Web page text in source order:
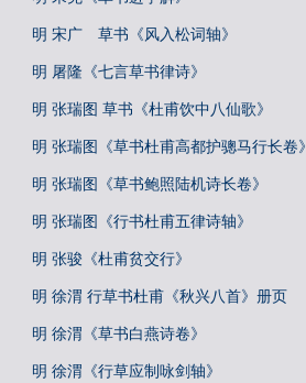
明 宋广 草书《风入松词轴》
明 屠隆《七言草书律诗》
明 张瑞图 草书《杜甫饮中八仙歌》
明 张瑞图《草书杜甫高都护骢马行长卷》
明 张瑞图《草书鲍照陆机诗长卷》
明 张瑞图《行书杜甫五律诗轴》
明 张骏《杜甫贫交行》
明 徐渭 行草书杜甫《秋兴八首》册页
明 徐渭《草书白燕诗卷》
明 徐渭《行草应制咏剑轴》